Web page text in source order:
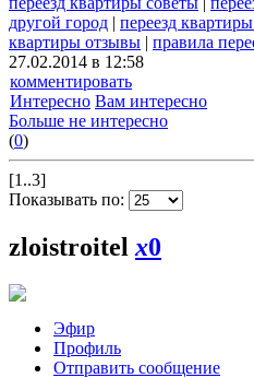
другой город | переезд
квартиры отзывы | правила
27.02.2014 в 12:58
комментировать
Интересно Вам интересно
Больше не интересно
(0)
[1..3]
Показывать по:
zloistroitel x0
Эфир
Профиль
Отправить сообщение